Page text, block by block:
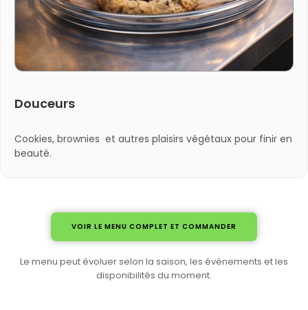
Douceurs
Cookies, brownies et autres plaisirs végétaux pour finir en
beauté.
VOIR LE MENU COMPLET ET COMMANDER
Le menu peut évoluer selon la saison, les événements et les
disponibilités du moment.